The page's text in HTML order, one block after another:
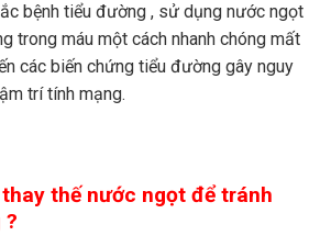
bệnh tiểu đường , sử dụng nước ngọt
trong máu một cách nhanh chóng mất
các biến chứng tiểu đường gây nguy
trí tính mạng.
thế nước ngọt để tránh
?